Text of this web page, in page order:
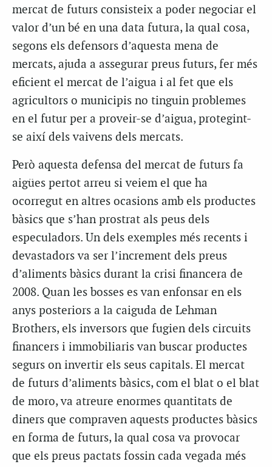
mercat de futurs consisteix a poder negociar el
valor d’un bé en una data futura, la qual cosa,
segons els defensors d’aquesta mena de
mercats, ajuda a assegurar preus futurs, fer més
eficient el mercat de l’aigua i al fet que els
agricultors o municipis no tinguin problemes
en el futur per a proveir-se d’aigua, protegint-
se així dels vaivens dels mercats.
Però aquesta defensa del mercat de futurs fa
aigües pertot arreu si veiem el que ha
ocorregut en altres ocasions amb els productes
bàsics que s’han prostrat als peus dels
especuladors. Un dels exemples més recents i
devastadors va ser l’increment dels preus
d’aliments bàsics durant la crisi financera de
2008. Quan les bosses es van enfonsar en els
anys posteriors a la caiguda de Lehman
Brothers, els inversors que fugien dels circuits
financers i immobiliaris van buscar productes
segurs on invertir els seus capitals. El mercat
de futurs d’aliments bàsics, com el blat o el blat
de moro, va atreure enormes quantitats de
diners que compraven aquests productes bàsics
en forma de futurs, la qual cosa va provocar
que els preus pactats fossin cada vegada més